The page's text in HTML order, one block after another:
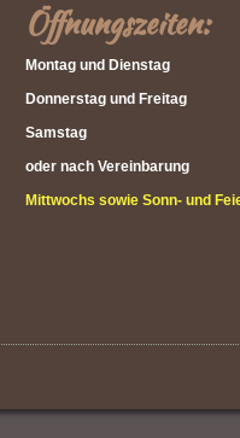
Öffnungszeiten:
Montag und
Donnerstag und Freitag
Samstag
oder nach Vereinbarung
Mittwochs sowie Sonn- und